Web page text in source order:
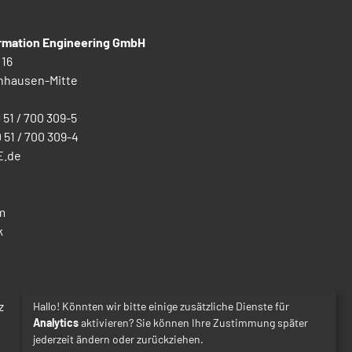
Engineering GmbH
Mitte
51 / 700 309-5
51 / 700 309-4
Hallo! Könnten wir bitte einige zusätzliche Dienste für
Analyticsaktivieren? Sie können Ihre Zustimmung später
jederzeit ändern oder zurückziehen.